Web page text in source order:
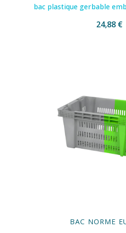
bac plastique gerbable
24,88 €
BAC NORME